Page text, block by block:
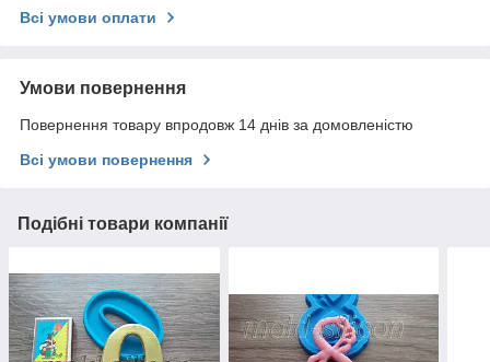
Всі умови оплати
Умови повернення
Повернення товару впродовж 14 днів за домовленістю
Всі умови повернення
Подібні товари компанії